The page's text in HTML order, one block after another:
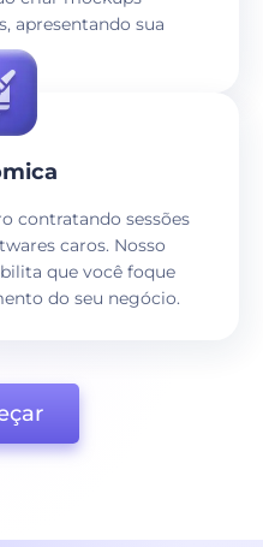
apresentando sua
contratando sessões
caros. Nosso
que você foque
do seu negócio.